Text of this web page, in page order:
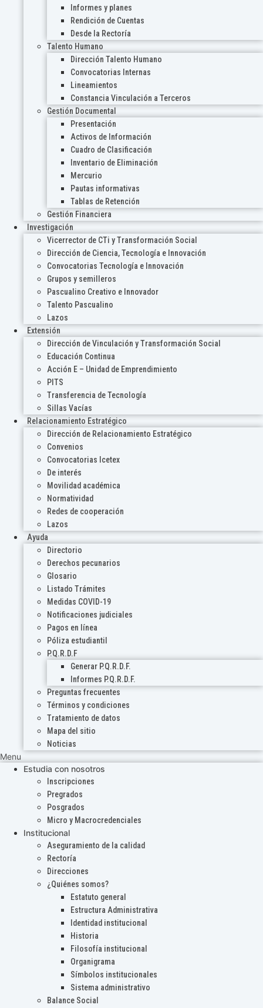
Informes y planes
Rendición de Cuentas
Desde la Rectoría
Talento Humano
Dirección Talento Humano
Convocatorias Internas
Lineamientos
Constancia Vinculación a Terceros
Gestión Documental
Presentación
Activos de Información
Cuadro de Clasificación
Inventario de Eliminación
Mercurio
Pautas informativas
Tablas de Retención
Gestión Financiera
Investigación
Vicerrector de CTi y Transformación Social
Dirección de Ciencia, Tecnología e Innovación
Convocatorias Tecnología e Innovación
Grupos y semilleros
Pascualino Creativo e Innovador
Talento Pascualino
Lazos
Extensión
Dirección de Vinculación y Transformación Social
Educación Continua
Acción E – Unidad de Emprendimiento
PITS
Transferencia de Tecnología
Sillas Vacías
Relacionamiento Estratégico
Dirección de Relacionamiento Estratégico
Convenios
Convocatorias Icetex
De interés
Movilidad académica
Normatividad
Redes de cooperación
Lazos
Ayuda
Directorio
Derechos pecunarios
Glosario
Listado Trámites
Medidas COVID-19
Notificaciones judiciales
Pagos en línea
Póliza estudiantil
P.Q.R.D.F
Generar P.Q.R.D.F.
Informes P.Q.R.D.F.
Preguntas frecuentes
Términos y condiciones
Tratamiento de datos
Mapa del sitio
Noticias
Menu
Estudia con nosotros
Inscripciones
Pregrados
Posgrados
Micro y Macrocredenciales
Institucional
Aseguramiento de la calidad
Rectoría
Direcciones
¿Quiénes somos?
Estatuto general
Estructura Administrativa
Identidad institucional
Historia
Filosofía institucional
Organigrama
Símbolos institucionales
Sistema administrativo
Balance Social